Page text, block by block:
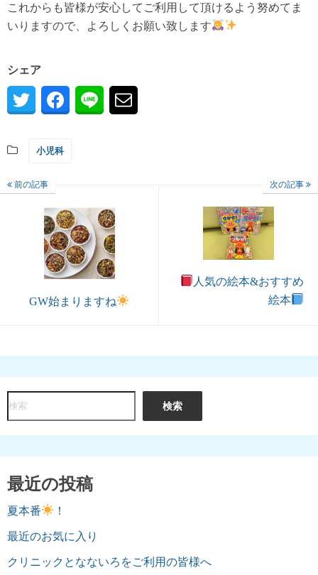
これからも皆様が安心してご利用して頂けるよう努めてま
いりますので、よろしくお願い致します
シェア
小児科
前の記事
GW始まりますね
次の記事
人気の絵本&おすすめ
絵本
検
索
検索
最近の投稿
夏本番 ！
最近のお気に入り
クリニックとなないろをご利用の皆様へ